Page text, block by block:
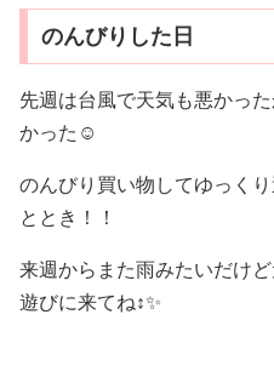
のんびりした日
先週は台風で天気も悪かっ
かった☺️
のんびり買い物してゆっく
ととき！！
来週からまた雨みたいだけ
遊びに来てね‍↕️✨️